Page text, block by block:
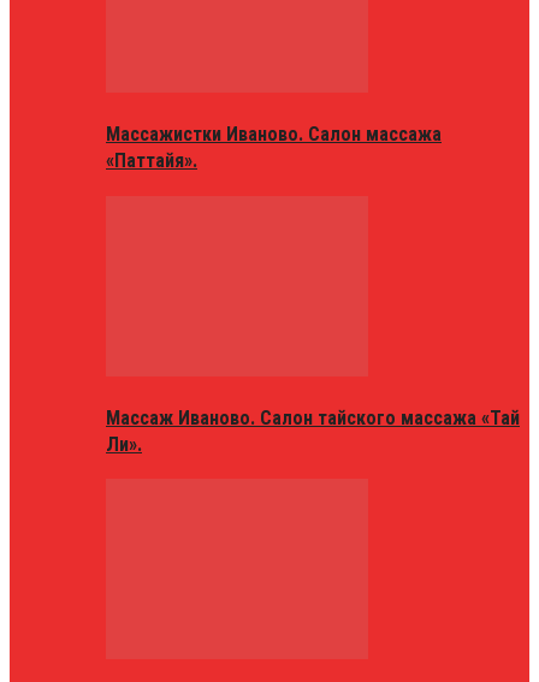
Массажистки Иваново. Салон массажа
«Паттайя».
Массаж Иваново. Салон тайского массажа «Тай
Ли».